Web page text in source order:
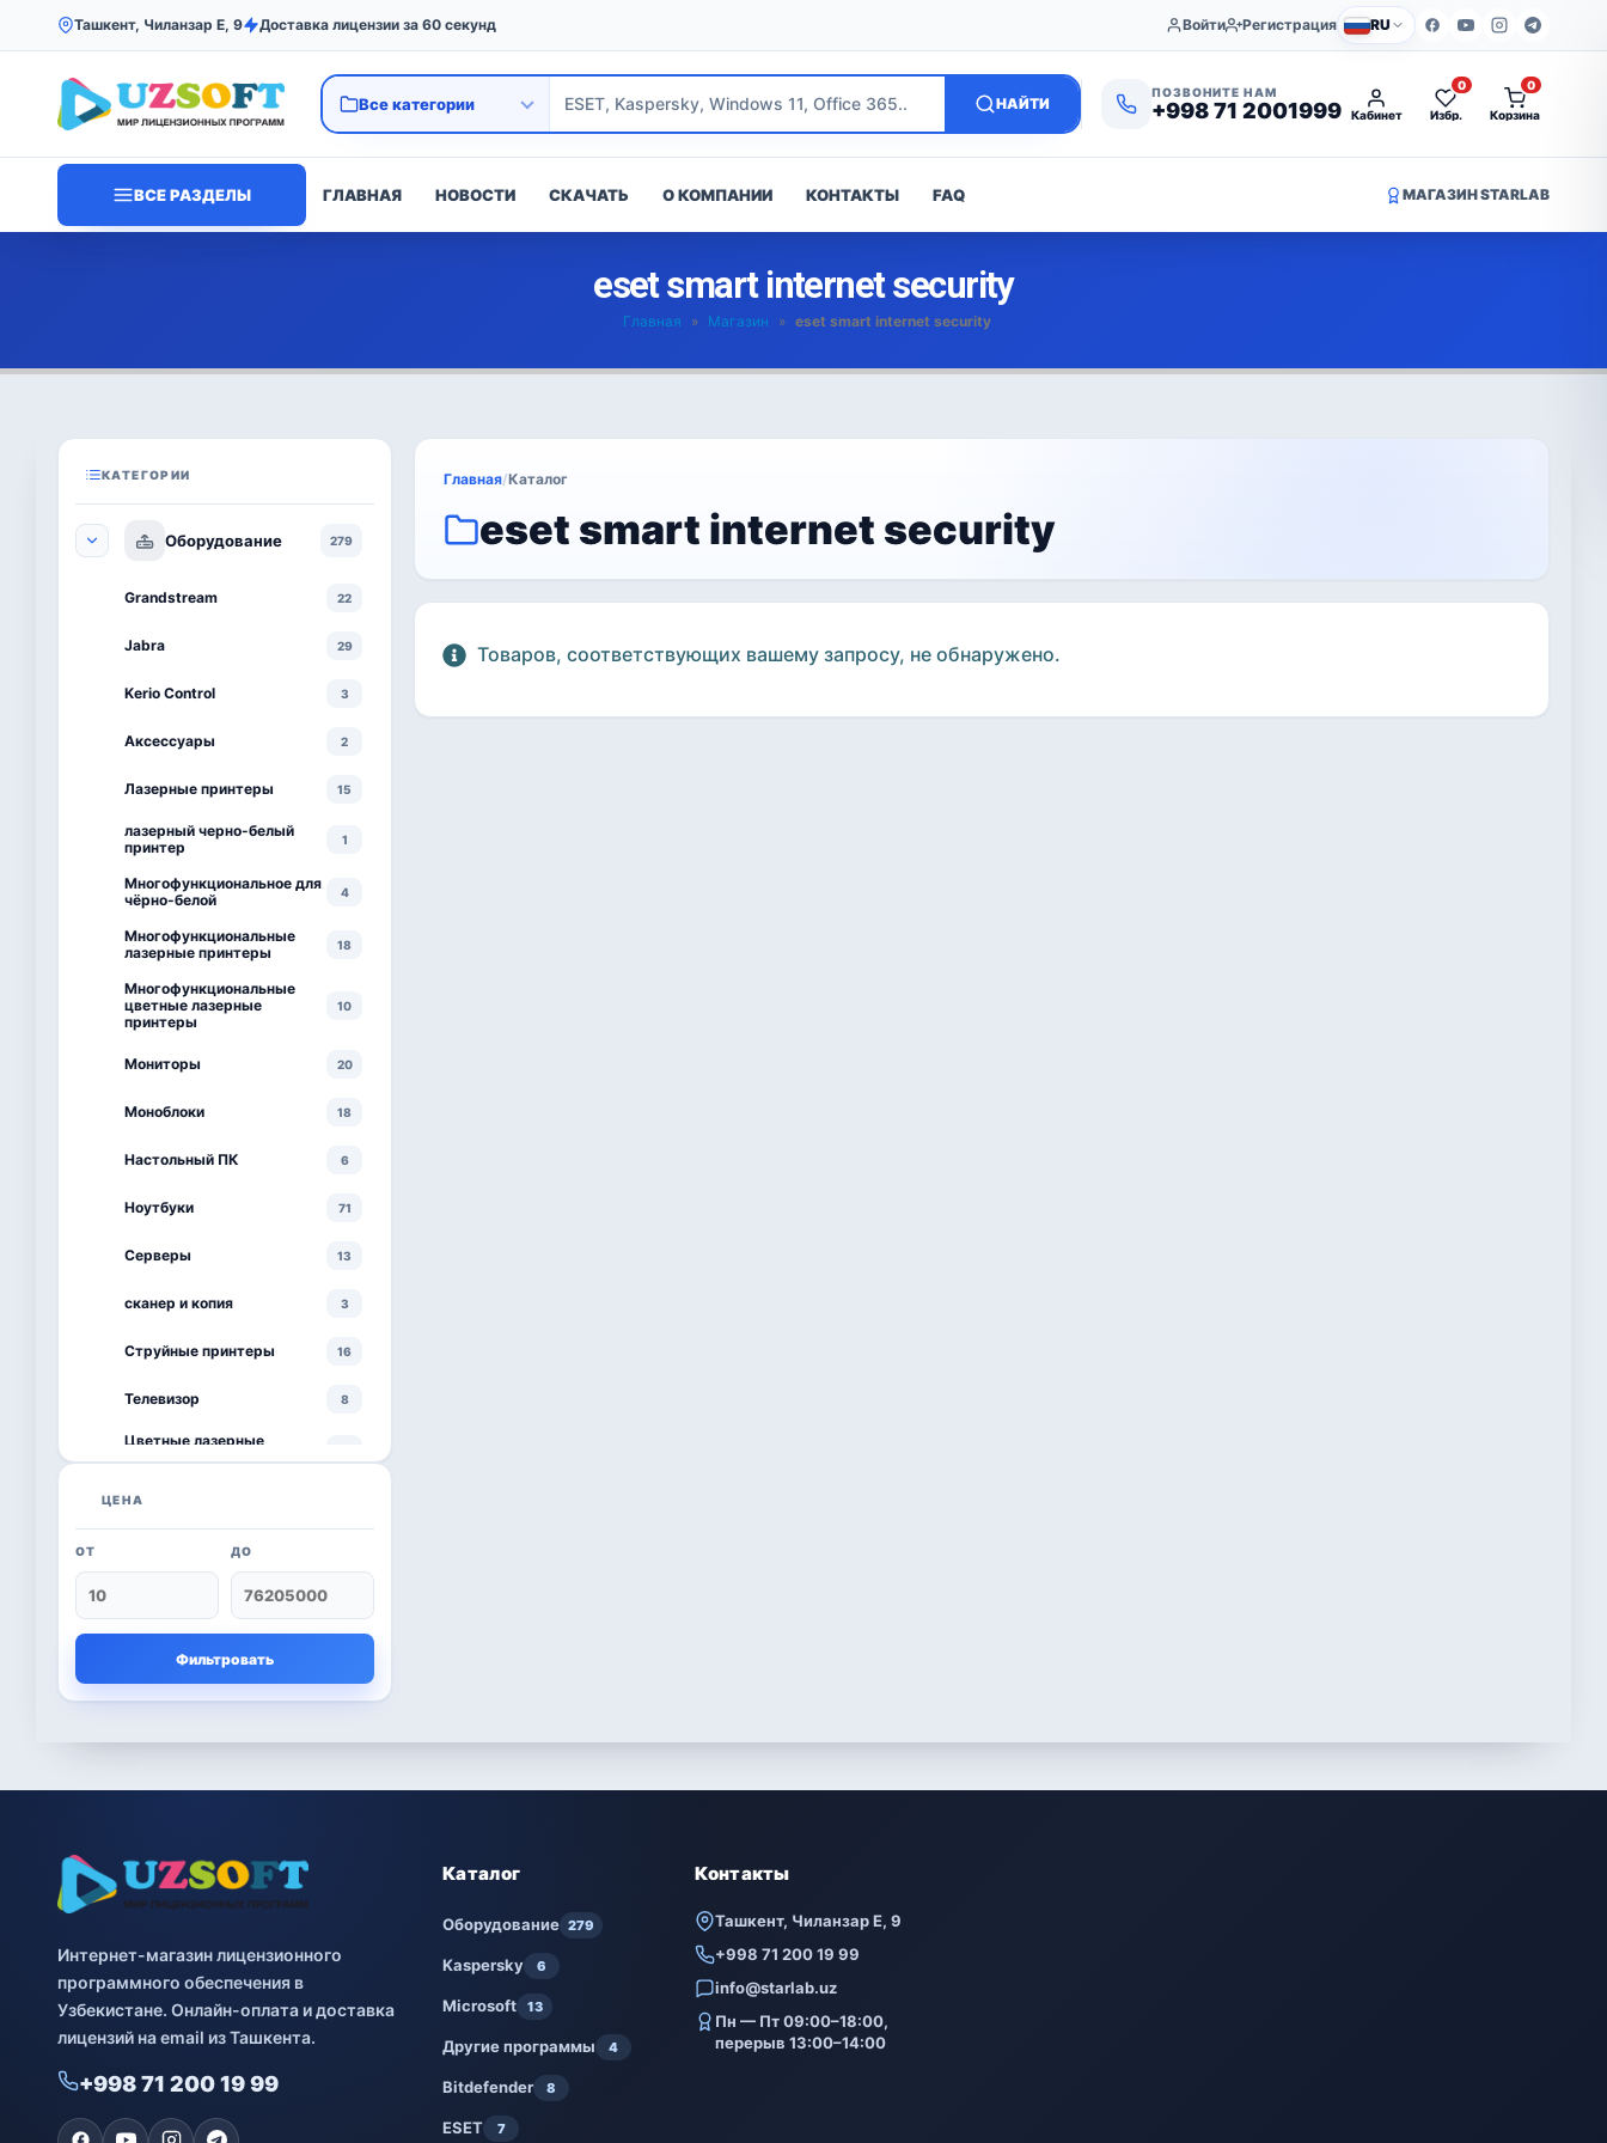
Ташкент, Чиланзар Е, 9 Доставка лицензии за 60 секунд Войти Регистрация RU
НАЙТИ
ПОЗВОНИТЕ НАМ
+998 71 2001999 Кабинет Избр.
0
Корзина
0
ВСЕ РАЗДЕЛЫ ГЛАВНАЯ НОВОСТИ СКАЧАТЬ О КОМПАНИИ КОНТАКТЫ FAQ МАГАЗИН STARLAB
eset smart internet security
Главная » Магазин » eset smart internet security
КАТЕГОРИИ
Оборудование 279
Grandstream 22
Jabra 29
Kerio Control 3
Аксессуары 2
Лазерные принтеры 15
лазерный черно-белый
принтер
1
Многофункциональное для
чёрно-белой
4
Многофункциональные
лазерные принтеры
18
Многофункциональные
цветные лазерные
принтеры
10
Мониторы 20
Моноблоки 18
Настольный ПК 6
Ноутбуки 71
Серверы 13
сканер и копия 3
Струйные принтеры 16
Телевизор 8
Цветные лазерные
принтеры
черно-белый принтер
Kaspersky
Microsoft
Другие программы
ESET 7
PRO32
Dr.Web 4
Jivo 3
IVI
ЦЕНА
ОТ ДО
Фильтровать
Главная/Каталог
eset smart internet security
Товаров, соответствующих вашему запросу, не обнаружено.
Интернет-магазин лицензионного
программного обеспечения в
Узбекистане. Онлайн-оплата и доставка
лицензий на email из Ташкента.
+998 71 200 19 99
Каталог
Оборудование 279
Kaspersky 6
Microsoft 13
Другие программы 4
Bitdefender 8
ESET 7
Контакты
Ташкент, Чиланзар Е, 9
+998 71 200 19 99
info@starlab.uz
Пн — Пт 09:00–18:00,
перерыв 13:00–14:00